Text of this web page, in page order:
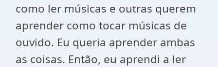
como ler músicas e outras querem
aprender como tocar músicas de
ouvido. Eu queria aprender ambas
as coisas. Então, eu aprendi a ler